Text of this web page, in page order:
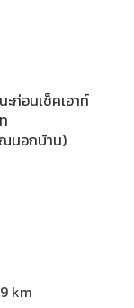
ก่อนเช็คเอาท์
นอกบ้าน)
km